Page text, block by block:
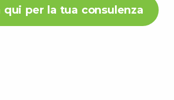
qui per la tua consulenza